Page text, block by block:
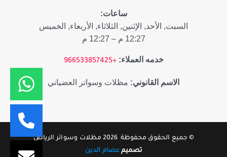
ساعات:
السبت, الأحد, الإثنين, الثلاثاء, الأربعاء, الخميس
12:27 م – 12:27 م
خدمه العملاء: +966533857425
الاسم القانوني: مظلات وسواتر العضياني
© جميع الحقوق محفوظة 2026 مظلات وسواتر الرياض
تصميم عصام الدين